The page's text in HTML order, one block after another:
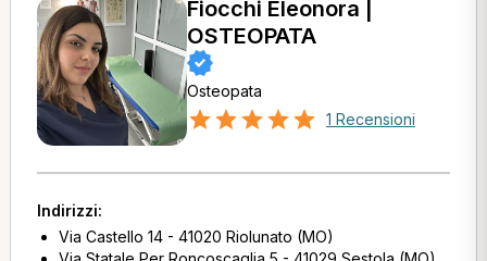
Fiocchi Eleonora |
OSTEOPATA
Osteopata
1 Recensioni
Indirizzi:
Via Castello 14 - 41020 Riolunato (MO)